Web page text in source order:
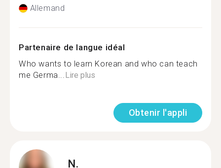
Allemand
Partenaire de langue idéal
Who wants to learn Korean and who can teach
me Germa...Lire plus
Obtenir l'appli
N.